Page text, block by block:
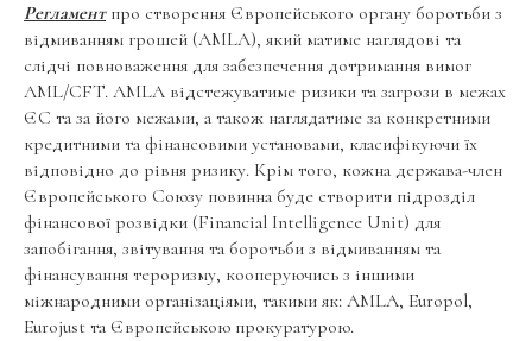
Регламентпро створення Європейського органу боротьби з
відмиванням грошей (AMLA), який матиме наглядові та
слідчі повноваження для забезпечення дотримання вимог
AML/CFT. AMLA відстежуватиме ризики та загрози в межах
ЄС та за його межами, а також наглядатиме за конкретними
кредитними та фінансовими установами, класифікуючи їх
відповідно до рівня ризику. Крім того, кожна держава-член
Європейського Союзу повинна буде створити підрозділ
фінансової розвідки (Financial Intelligence Unit) для
запобігання, звітування та боротьби з відмиванням та
фінансування тероризму, кооперуючись з іншими
міжнародними організаціями, такими як: AMLA, Europol,
Eurojust та Європейською прокуратурою.